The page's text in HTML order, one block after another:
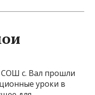
СОШ с. Вал прошли
уроки в